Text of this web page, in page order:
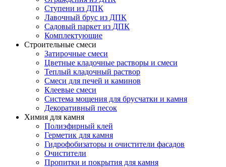
Ступени из ДПК
Лавочный брус из ДПК
Садовый паркет из ДПК
Комплектующие
Строительные смеси
Затирочные смеси
Цветные кладочные растворы и смеси
Теплый кладочный раствор
Смеси для печей и каминов
Клеевые смеси
Система мощения для брусчатки и камня
Декоративный песок
Химия для камня
Полиэфирный клей
Герметик для камня
Гидрофобизаторы и очистители фасадов
Очистители
Пропитки и покрытия для камня